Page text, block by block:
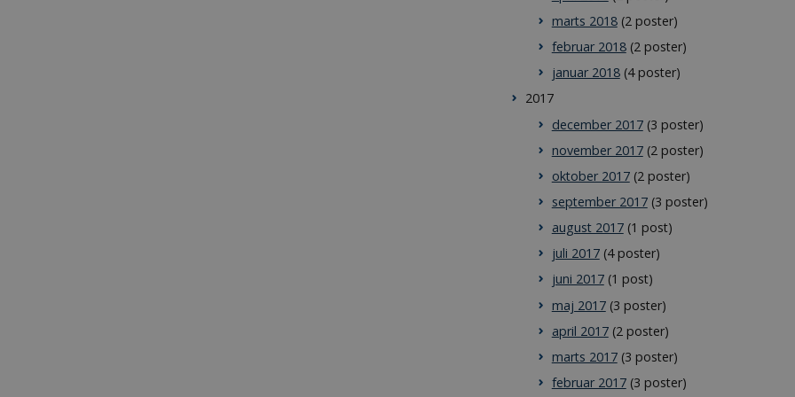
marts 2018(2 poster)
februar 2018(2 poster)
januar 2018(4 poster)
2017
december 2017(3 poster)
november 2017(2 poster)
oktober 2017(2 poster)
september 2017(3 poster)
august 2017(1 post)
juli 2017(4 poster)
juni 2017(1 post)
maj 2017(3 poster)
april 2017(2 poster)
marts 2017(3 poster)
februar 2017(3 poster)